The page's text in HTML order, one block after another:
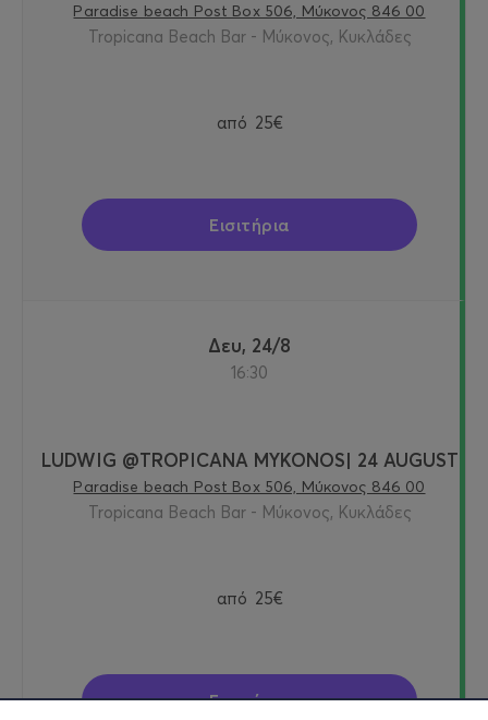
Paradise beach Post Box 506, Μύκονος 846 00
Tropicana Beach Bar - Μύκονος, Κυκλάδες
από 25€
Εισιτήρια
Δευ, 24/8
16:30
LUDWIG @TROPICANA MYKONOS| 24 AUGUST
Paradise beach Post Box 506, Μύκονος 846 00
Tropicana Beach Bar - Μύκονος, Κυκλάδες
από 25€
Εισιτήρια